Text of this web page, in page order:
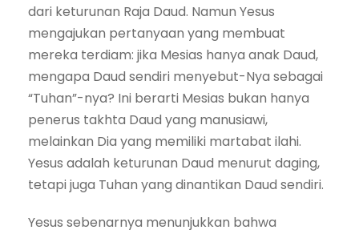
dari keturunan Raja Daud. Namun Yesus
mengajukan pertanyaan yang membuat
mereka terdiam: jika Mesias hanya anak Daud,
mengapa Daud sendiri menyebut-Nya sebagai
“Tuhan”-nya? Ini berarti Mesias bukan hanya
penerus takhta Daud yang manusiawi,
melainkan Dia yang memiliki martabat ilahi.
Yesus adalah keturunan Daud menurut daging,
tetapi juga Tuhan yang dinantikan Daud sendiri.
Yesus sebenarnya menunjukkan bahwa